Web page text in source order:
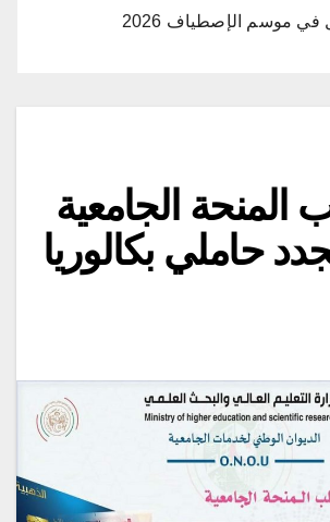
في موسم الإصطياف 2026
المنحة الجامعية
حاملي بكالوريا